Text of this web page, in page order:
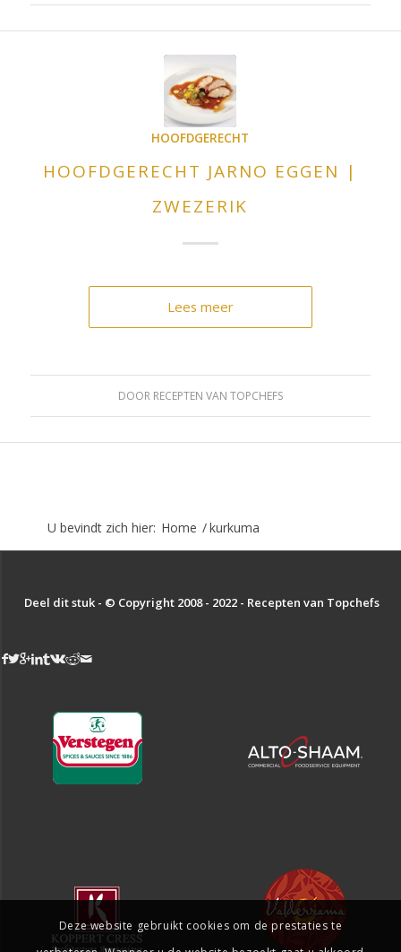
HOOFDGERECHT
HOOFDGERECHT JARNO EGGEN |
ZWEZERIK
Lees meer
DOOR RECEPTEN VAN TOPCHEFS
U bevindt zich hier: Home /kurkuma
Deel dit stuk - © Copyright 2008 - 2022 - Recepten van Topchefs
Deze website gebruikt cookies om de prestaties te